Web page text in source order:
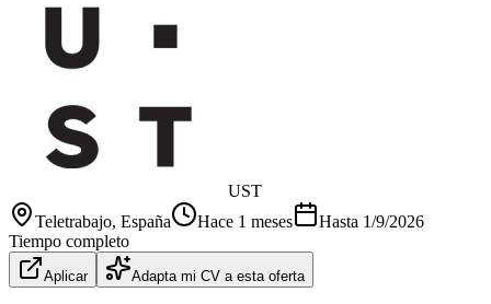
UST
Teletrabajo, España Hace 1 meses Hasta 1/9/2026
Tiempo completo
Aplicar Adapta mi CV a esta oferta